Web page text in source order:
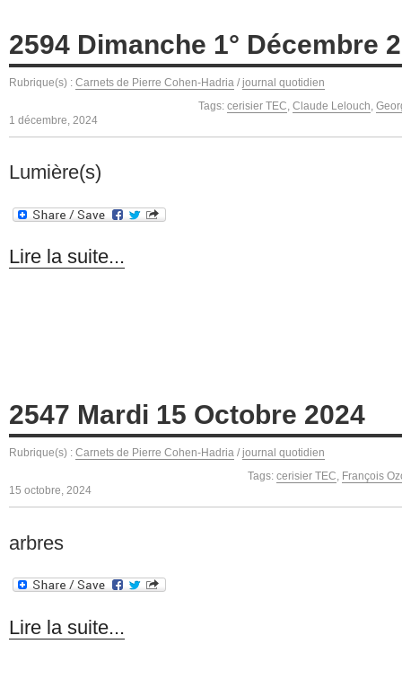
2594 Dimanche 1° Décembre
Rubrique(s) : Carnets de Pierre Cohen-Hadria / journal quotidien
Tags: cerisier TEC Claude Lelouch
1 décembre, 2024
Lumière(s)
Lire la suite...
2547 Mardi 15 Octobre 2024
Rubrique(s) : Carnets de Pierre Cohen-Hadria / journal quotidien
Tags: cerisier TEC, François
15 octobre, 2024
arbres
Lire la suite...